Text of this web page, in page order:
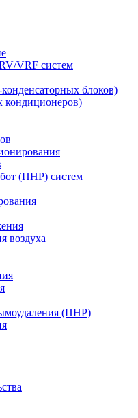
VRF систем
блоков)
(ПНР) систем
воздуха
(ПНР)